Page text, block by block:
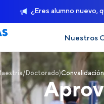
¿Eres alumno nuevo,
Nuestros
Doctorado